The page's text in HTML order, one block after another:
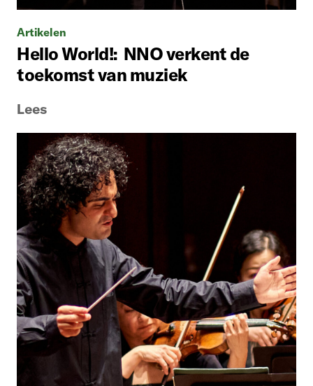
Artikelen
Hello World!: NNO verkent de
toekomst van muziek
Lees